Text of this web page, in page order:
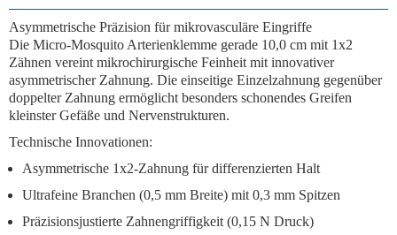
Asymmetrische Präzision für mikrovasculäre Eingriffe
Die Micro-Mosquito Arterienklemme gerade 10,0 cm mit 1x2
Zähnen vereint mikrochirurgische Feinheit mit innovativer
asymmetrischer Zahnung. Die einseitige Einzelzahnung gegenüber
doppelter Zahnung ermöglicht besonders schonendes Greifen
kleinster Gefäße und Nervenstrukturen.
Technische Innovationen:
Asymmetrische 1x2-Zahnung für differenzierten Halt
Ultrafeine Branchen (0,5 mm Breite) mit 0,3 mm Spitzen
Präzisionsjustierte Zahnengriffigkeit (0,15 N Druck)